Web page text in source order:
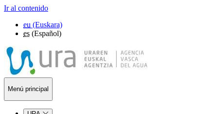
Ir al contenido
eu (Euskara)
es (Español)
Menú principal